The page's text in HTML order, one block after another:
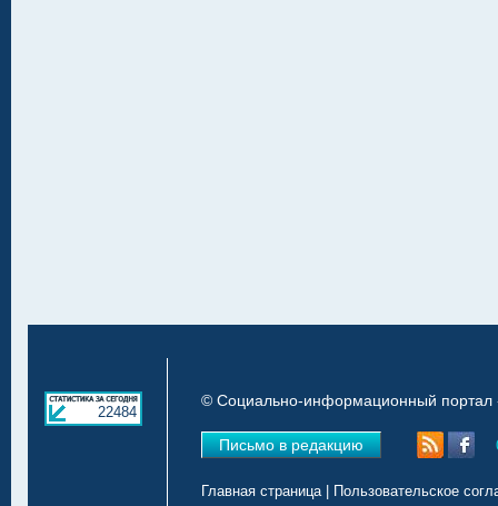
22484
© Социально-информационный портал
Письмо в редакцию
Главная страница| Пользовательское